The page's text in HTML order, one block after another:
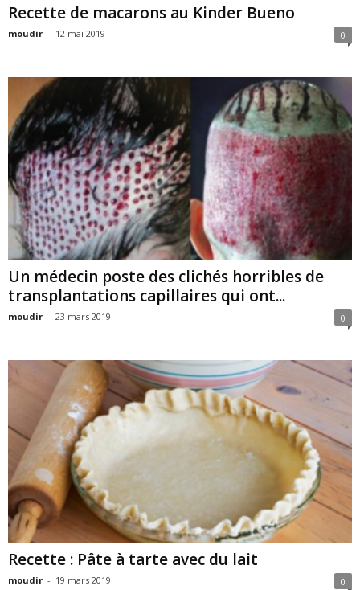
Recette de macarons au Kinder Bueno
moudir - 12 mai 2019 0
Un médecin poste des clichés horribles de
transplantations capillaires qui ont...
moudir - 23 mars 2019 0
Recette : Pâte à tarte avec du lait
moudir - 19 mars 2019 0